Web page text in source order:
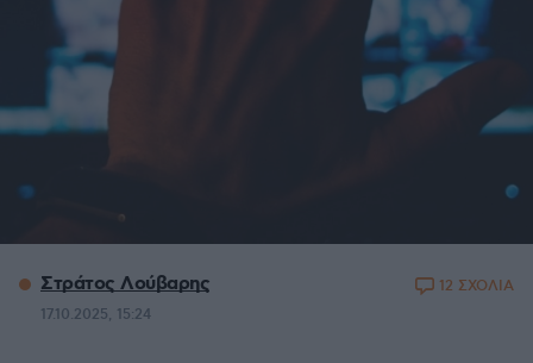
Στράτος Λούβαρης
17.10.2025, 15:24
12 ΣΧΟΛΙΑ